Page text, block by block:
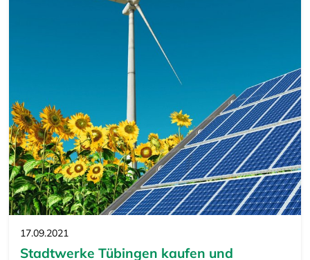
17.09.2021
Stadtwerke Tübingen kaufen und